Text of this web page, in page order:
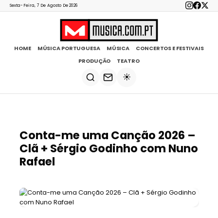
Sexta-Feira, 7 De Agosto De 2026
HOME MÚSICA PORTUGUESA MÚSICA
CONCERTOS E FESTIVAIS
PRODUÇÃO
TEATRO
☀️
Conta-me uma Canção 2026 –
Clã + Sérgio Godinho com Nuno
Rafael